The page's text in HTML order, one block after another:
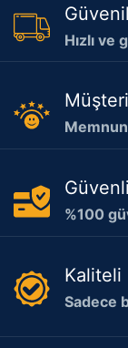
Hızlı ve
%100
Kaliteli
Sadece